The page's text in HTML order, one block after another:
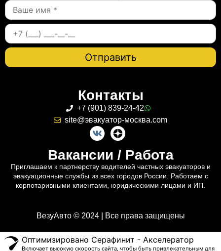
Контакты
+7 (901) 839-24-42
site@эвакуатор-москва.com
Вакансии / Работа
Приглашаем к партнерству водителей частных эвакуаторов и
эвакуационные службы из всех городов России. Работаем с
корпотаривными клиентами, юридическими лицами и ИП.
ВезуАвто © 2024 | Все права защищены
Оптимизировано Серафинит - Акселератор
Включает высокую скорость сайта, чтобы быть привлекательным для